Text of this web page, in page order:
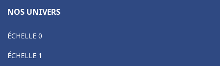
NOS UNIVERS
ÉCHELLE 0
ÉCHELLE 1